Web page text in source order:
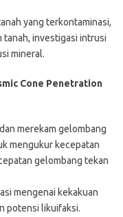
yang terkontaminasi,
tanah, investigasi intrusi
mineral.
Cone Penetration
merekam gelombang
mengukur kecepatan
gelombang tekan
mengenai kekakuan
potensi likuifaksi.